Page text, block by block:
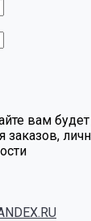
вам
заказов,